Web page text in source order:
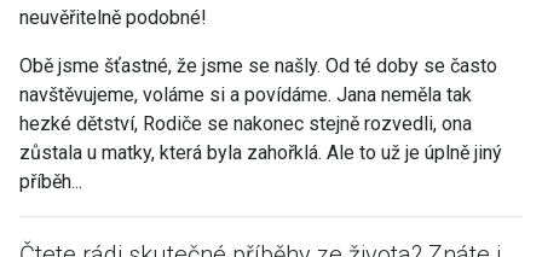
neuvěřitelně podobné!
Obě jsme šťastné, že jsme se našly. Od té doby se často
navštěvujeme, voláme si a povídáme. Jana neměla tak
hezké dětství, Rodiče se nakonec stejně rozvedli, ona
zůstala u matky, která byla zahořklá. Ale to už je úplně jiný
příběh...